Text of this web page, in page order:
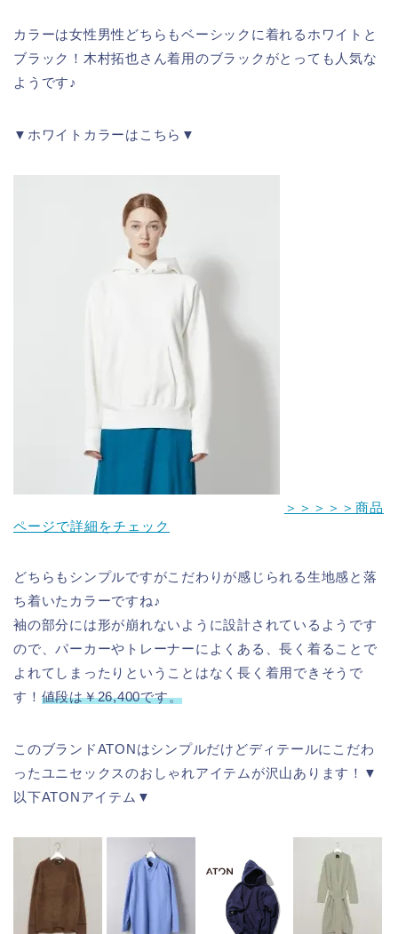
カラーは女性男性どちらもベーシックに着れるホワイトと
ブラック！木村拓也さん着用のブラックがとっても人気な
ようです♪
▼ホワイトカラーはこちら▼
＞＞＞＞＞商品
ページで詳細をチェック
どちらもシンプルですがこだわりが感じられる生地感と落
ち着いたカラーですね♪
袖の部分には形が崩れないように設計されているようです
ので、パーカーやトレーナーによくある、長く着ることで
よれてしまったりということはなく長く着用できそうで
す！ 値段は￥26,400です。
このブランドATONはシンプルだけどディテールにこだわ
ったユニセックスのおしゃれアイテムが沢山あります！▼
以下ATONアイテム▼